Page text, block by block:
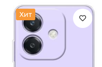
Хит